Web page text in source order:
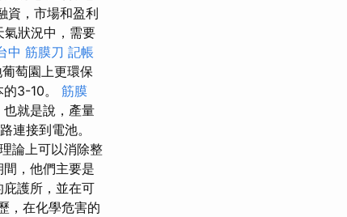
資，市場和盈利
狀況中，需要
中 筋膜刀 記帳
萄園上更環保
3-10。 筋膜
就是說，產量
連接到電池。
論上可以消除整
，他們主要是
護所，並在可
，在化學危害的